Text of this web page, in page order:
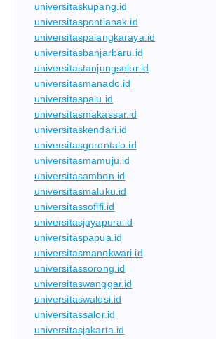
universitaskupang.id
universitaspontianak.id
universitaspalangkaraya.id
universitasbanjarbaru.id
universitastanjungselor.id
universitasmanado.id
universitaspalu.id
universitasmakassar.id
universitaskendari.id
universitasgorontalo.id
universitasmamuju.id
universitasambon.id
universitasmaluku.id
universitassofifi.id
universitasjayapura.id
universitaspapua.id
universitasmanokwari.id
universitassorong.id
universitaswanggar.id
universitaswalesi.id
universitassalor.id
universitasjakarta.id